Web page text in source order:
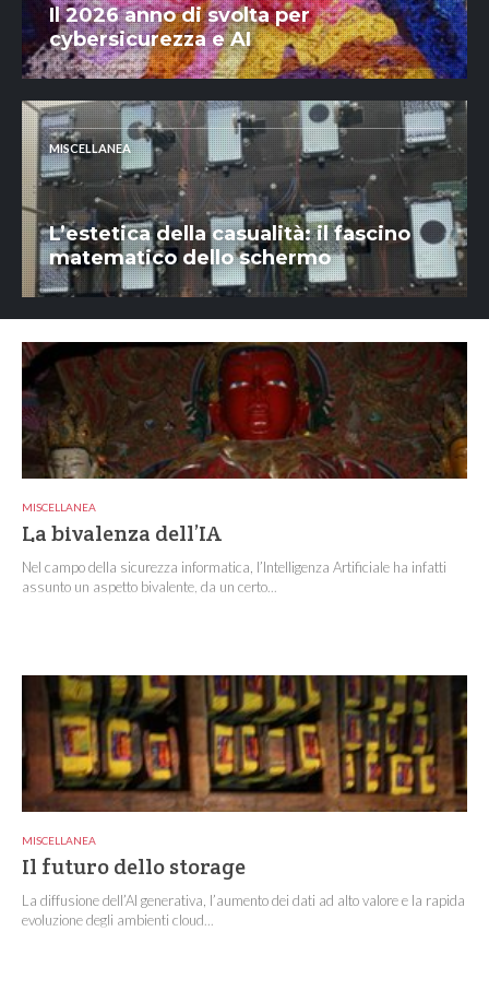
Il 2026 anno di svolta per
cybersicurezza e AI
MISCELLANEA
L’estetica della casualità: il fascino
matematico dello schermo
MISCELLANEA
La bivalenza dell’IA
Nel campo della sicurezza informatica, l’Intelligenza Artificiale ha infatti
assunto un aspetto bivalente, da un certo...
MISCELLANEA
Il futuro dello storage
La diffusione dell’AI generativa, l’aumento dei dati ad alto valore e la rapida
evoluzione degli ambienti cloud...